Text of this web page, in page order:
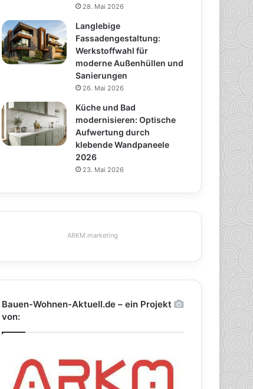
28. Mai 2026
Langlebige
Fassadengestaltung:
Werkstoffwahl für
moderne Außenhüllen und
Sanierungen
26. Mai 2026
Küche und Bad
modernisieren: Optische
Aufwertung durch
klebende Wandpaneele
2026
23. Mai 2026
ARKM.marketing
Bauen-Wohnen-Aktuell.de – ein Projekt
von: